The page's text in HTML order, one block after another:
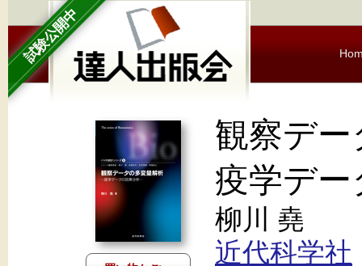
試験公開中
観察デ
疫学デ
柳川 堯
近代科学社